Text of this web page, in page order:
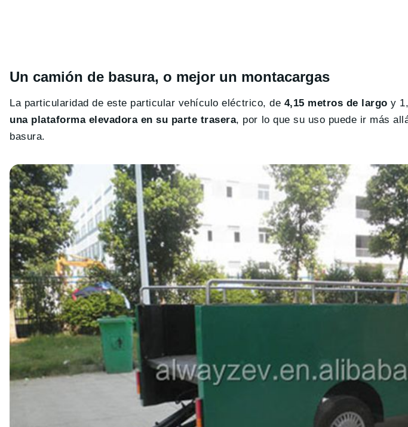
Un camión de basura, o mejor un montacargas
La particularidad de este particular vehículo eléctrico, de 4,15 metros de largo y
una plataforma elevadora en su parte trasera, por lo que su uso puede ir más
basura.